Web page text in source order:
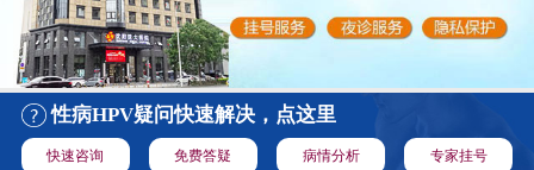
性病HPV疑问快速解决，点这里
快速咨询 免费答疑 病情分析 专家挂号